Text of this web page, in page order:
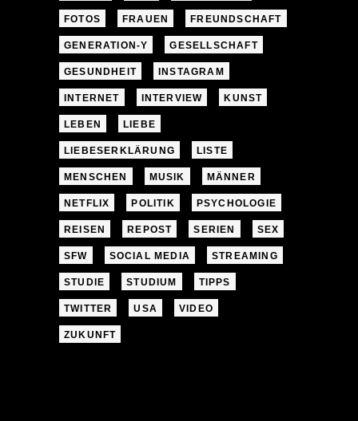
FOTOS FRAUEN FREUNDSCHAFT
GENERATION-Y GESELLSCHAFT
GESUNDHEIT INSTAGRAM
INTERNET INTERVIEW KUNST
LEBEN LIEBE
LIEBESERKLÄRUNG LISTE
MENSCHEN MUSIK MÄNNER
NETFLIX POLITIK PSYCHOLOGIE
REISEN REPOST SERIEN SEX
SFW SOCIAL MEDIA STREAMING
STUDIE STUDIUM TIPPS
TWITTER USA VIDEO
ZUKUNFT